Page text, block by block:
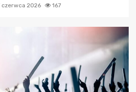
czerwca 2026 167